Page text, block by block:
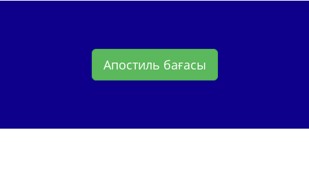
Апостиль бағасы